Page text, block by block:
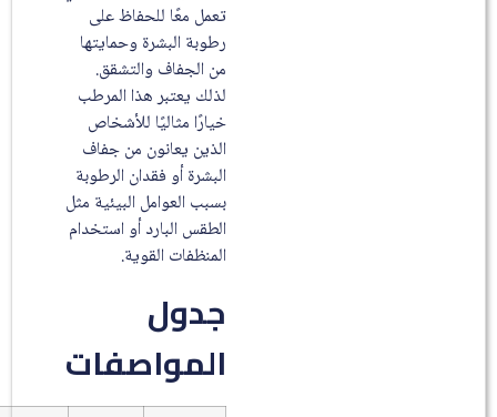
تعمل معًا للحفاظ على
رطوبة البشرة وحمايتها
من الجفاف والتشقق.
لذلك يعتبر هذا المرطب
خيارًا مثاليًا للأشخاص
الذين يعانون من جفاف
البشرة أو فقدان الرطوبة
بسبب العوامل البيئية مثل
الطقس البارد أو استخدام
المنظفات القوية.
جدول
المواصفات